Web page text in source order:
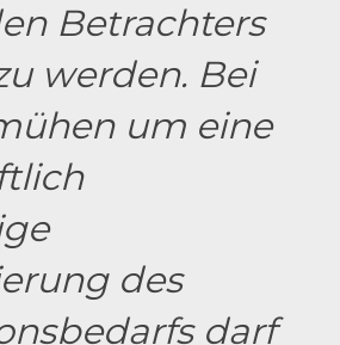
Betrachters
werden. Bei
um eine
des
darf